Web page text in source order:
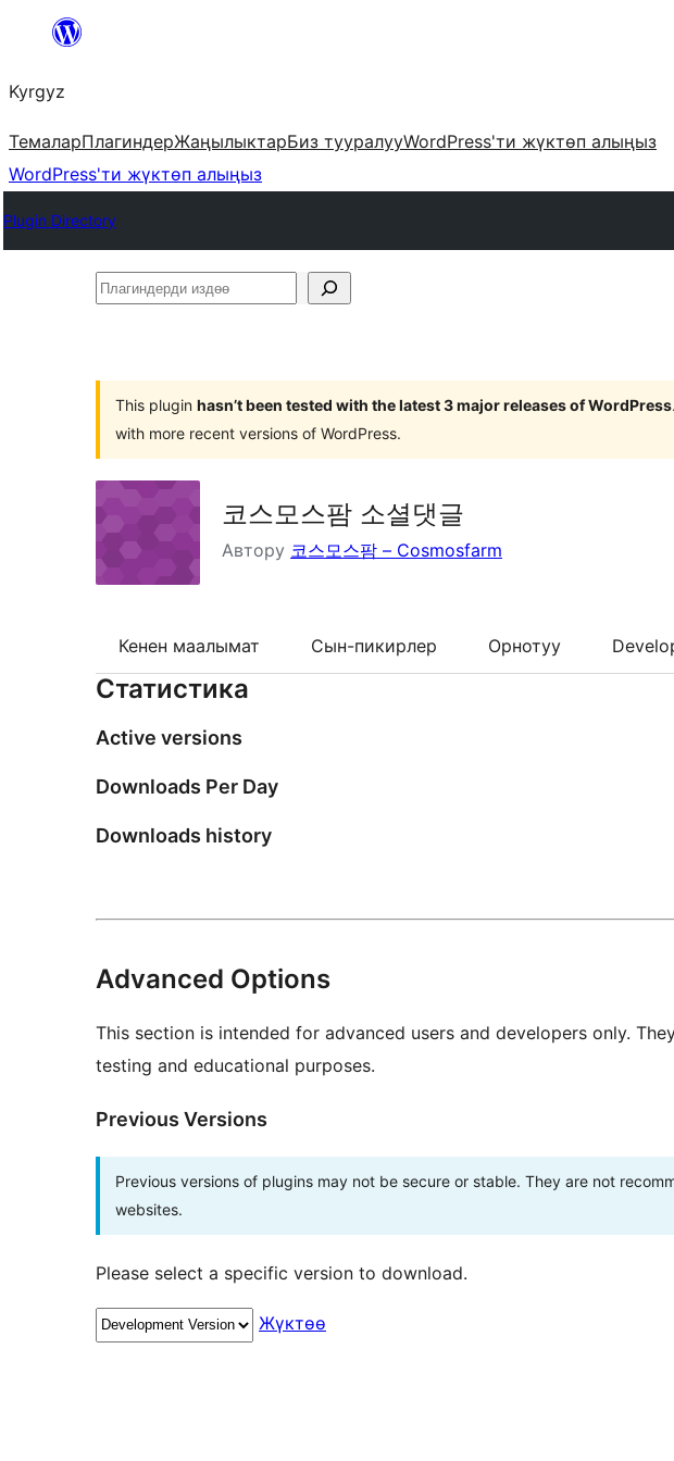
Мазмунга
Kyrgyz
ТемаларПлагиндерЖаңылыктарБиз тууралууWordPress'ти жүктөп алыңыз
WordPress'ти жүктөп алыңыз
Plugin Directory
Плагиндерди
This plugin hasn’t been tested with the latest 3 major releases of WordPress
with more recent versions of WordPress.
코스모스팜 소셜댓글
Автору 코스모스팜 – Cosmosfarm
Кенен маалымат Сын-пикирлер Орнотуу
Статистика
Active versions
Downloads Per Day
Downloads history
Advanced Options
This section is intended for advanced users and developers only.
testing and educational purposes.
Previous Versions
Previous versions of plugins may not be secure or stable. They are not
websites.
Please select a specific version to download.
Жүктөө